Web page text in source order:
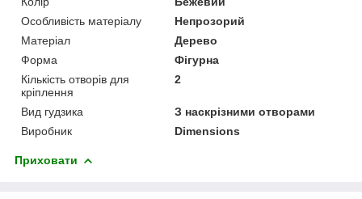
Особливість матеріалу
Непрозорий
Матеріал
Дерево
Форма
Фігурна
Кількість отворів для
кріплення
2
Вид гудзика
З наскрізними отворами
Виробник
Dimensions
Приховати